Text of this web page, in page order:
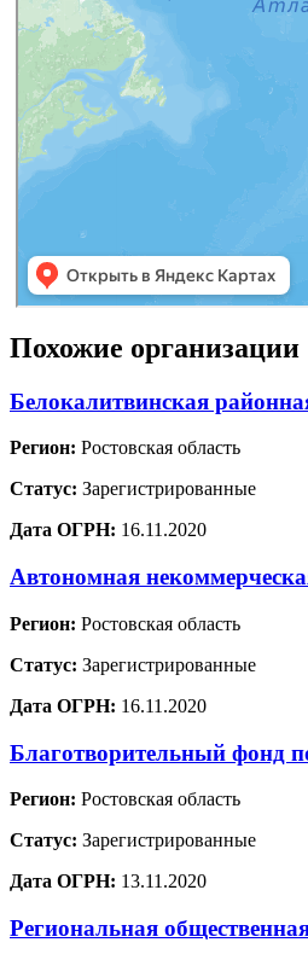
Похожие организации
Белокалитвинская
Регион: Ростовская область
Статус: Зарегистрированные
Дата ОГРН: 16.11.2020
Автономная
Регион: Ростовская область
Статус: Зарегистрированные
Дата ОГРН: 16.11.2020
Благотворительный
Регион: Ростовская область
Статус: Зарегистрированные
Дата ОГРН: 13.11.2020
Региональная